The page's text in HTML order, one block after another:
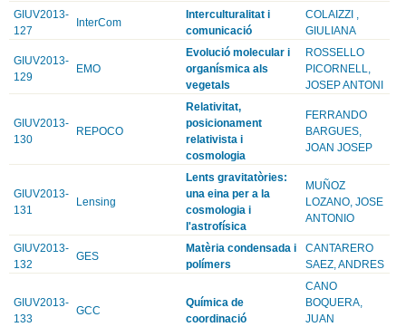
GIUV2013-
127
InterCom
Interculturalitat i
comunicació
COLAIZZI ,
GIULIANA
GIUV2013-
129
EMO
Evolució molecular i
organísmica als
vegetals
ROSSELLO
PICORNELL,
JOSEP ANTONI
GIUV2013-
130
REPOCO
Relativitat,
posicionament
relativista i
cosmologia
FERRANDO
BARGUES,
JOAN JOSEP
GIUV2013-
131
Lensing
Lents gravitatòries:
una eina per a la
cosmologia i
l'astrofísica
MUÑOZ
LOZANO, JOSE
ANTONIO
GIUV2013-
132
GES
Matèria condensada i
polímers
CANTARERO
SAEZ, ANDRES
GIUV2013-
133
GCC
Química de
coordinació
CANO
BOQUERA,
JUAN